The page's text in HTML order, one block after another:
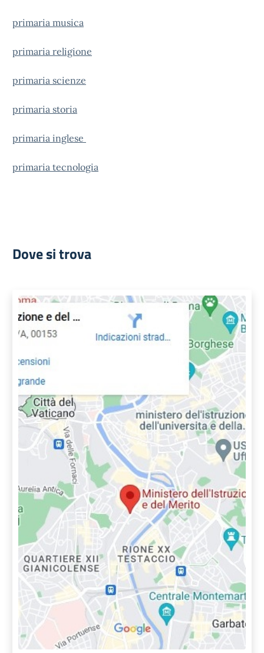
primaria musica
primaria religione
primaria scienze
primaria storia
primaria inglese
primaria tecnologia
Dove si trova